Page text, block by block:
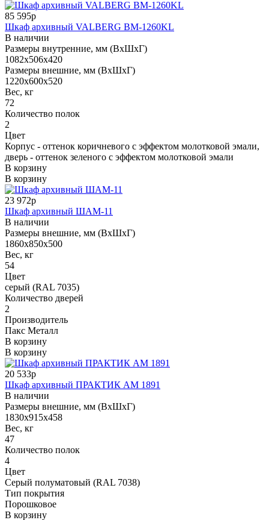
85 595р
Шкаф архивный VALBERG BM-1260KL
В наличии
Размеры внутренние, мм (ВхШхГ)
1082x506x420
Размеры внешние, мм (ВхШхГ)
1220x600x520
Вес, кг
72
Количество полок
2
Цвет
Корпус - оттенок коричневого с эффектом молотковой эмали,
дверь - оттенок зеленого с эффектом молотковой эмали
В корзину
В корзину
23 972р
Шкаф архивный ШАМ-11
В наличии
Размеры внешние, мм (ВхШхГ)
1860х850х500
Вес, кг
54
Цвет
серый (RAL 7035)
Количество дверей
2
Производитель
Пакс Металл
В корзину
В корзину
20 533р
Шкаф архивный ПРАКТИК AM 1891
В наличии
Размеры внешние, мм (ВхШхГ)
1830x915x458
Вес, кг
47
Количество полок
4
Цвет
Серый полуматовый (RAL 7038)
Тип покрытия
Порошковое
В корзину